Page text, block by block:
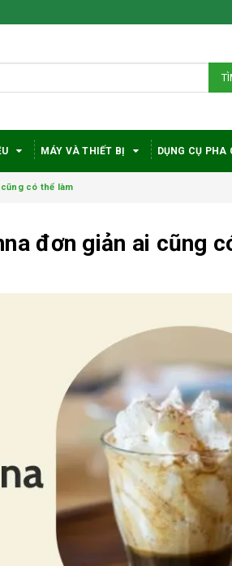
MÁY VÀ THIẾT BỊ DỤNG CỤ PHA
có thể làm
đơn giản ai cũng
với nhu cầu và ngân
10/06/2026
Máy pha cà phê
DeLonghi có gì đặc
biệt mà hàng triệu
người yêu thích?
Cách vệ sinh và bảo
dưỡng máy pha cà
phê Winci đúng
chuẩn
27/02/2026